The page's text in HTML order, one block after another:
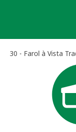
30 - Farol à Vista